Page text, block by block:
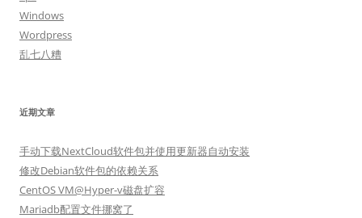
Windows
Wordpress
乱七八糟
近期文章
手动下载NextCloud软件包并使用更新器自动安装
修改Debian软件包的依赖关系
CentOS VM@Hyper-v磁盘扩容
Mariadb配置文件挪窝了